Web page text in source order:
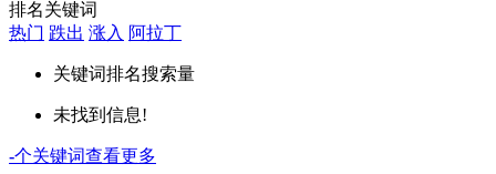
排名关键词
热门 跌出 涨入 阿拉丁
关键词排名搜索量
未找到信息!
-个关键词查看更多